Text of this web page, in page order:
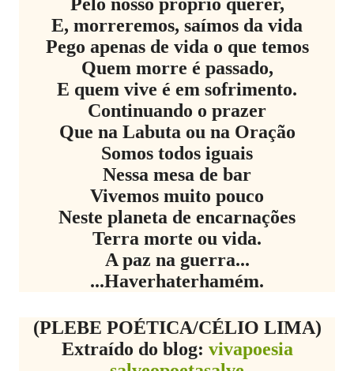
E, morreremos, saímos da vida
Pego apenas de vida o que temos
Quem morre é passado,
E quem vive é em sofrimento.
Continuando o prazer
Que na Labuta ou na Oração
Somos todos iguais
Nessa mesa de bar
Vivemos muito pouco
Neste planeta de encarnações
Terra morte ou vida.
A paz na guerra...
...Haverhaterhamém.
(PLEBE POÉTICA/CÉLIO LIMA)
Extraído do blog: vivapoesia